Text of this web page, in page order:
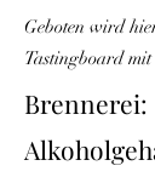
Geboten wird
Tastingboard
Brennerei: